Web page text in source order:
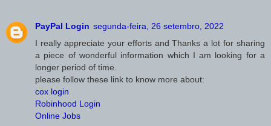
PayPal Login segunda-feira, 26 setembro, 2022
I really appreciate your efforts and Thanks a lot for sharing
a piece of wonderful information which I am looking for a
longer period of time.
please follow these link to know more about:
cox login
Robinhood Login
Online Jobs